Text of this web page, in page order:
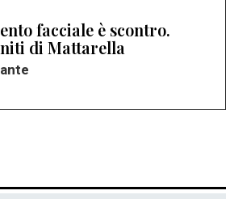
facciale è scontro.
di Mattarella